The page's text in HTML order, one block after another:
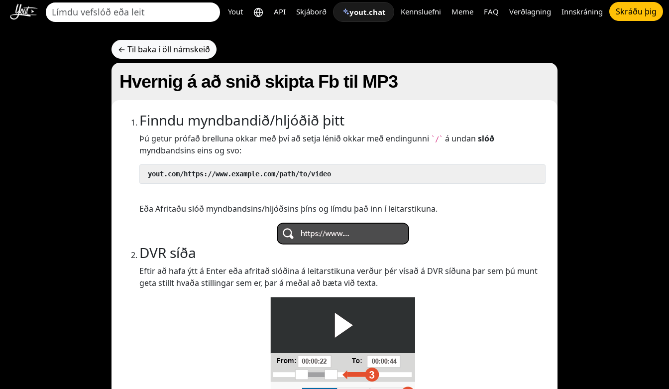
Yout API Skjáborð yout.chat Kennsluefni Meme FAQ Verðlagning Innskráning Skráðu þig
← Til baka í öll námskeið
Hvernig á að snið skipta Fb til MP3
Finndu myndbandið/hljóðið þitt
Þú getur prófað brelluna okkar með því að setja lénið okkar með endingunni `/` á undan slóð
myndbandsins eins og svo:
yout.com/https://www.example.com/path/to/video
Eða Afritaðu slóð myndbandsins/hljóðsins þíns og límdu það inn í leitarstikuna.
DVR síða
Eftir að hafa ýtt á Enter eða afritað slóðina á leitarstikuna verður þér vísað á DVR síðuna þar sem þú munt
geta stillt hvaða stillingar sem er, þar á meðal að bæta við texta.